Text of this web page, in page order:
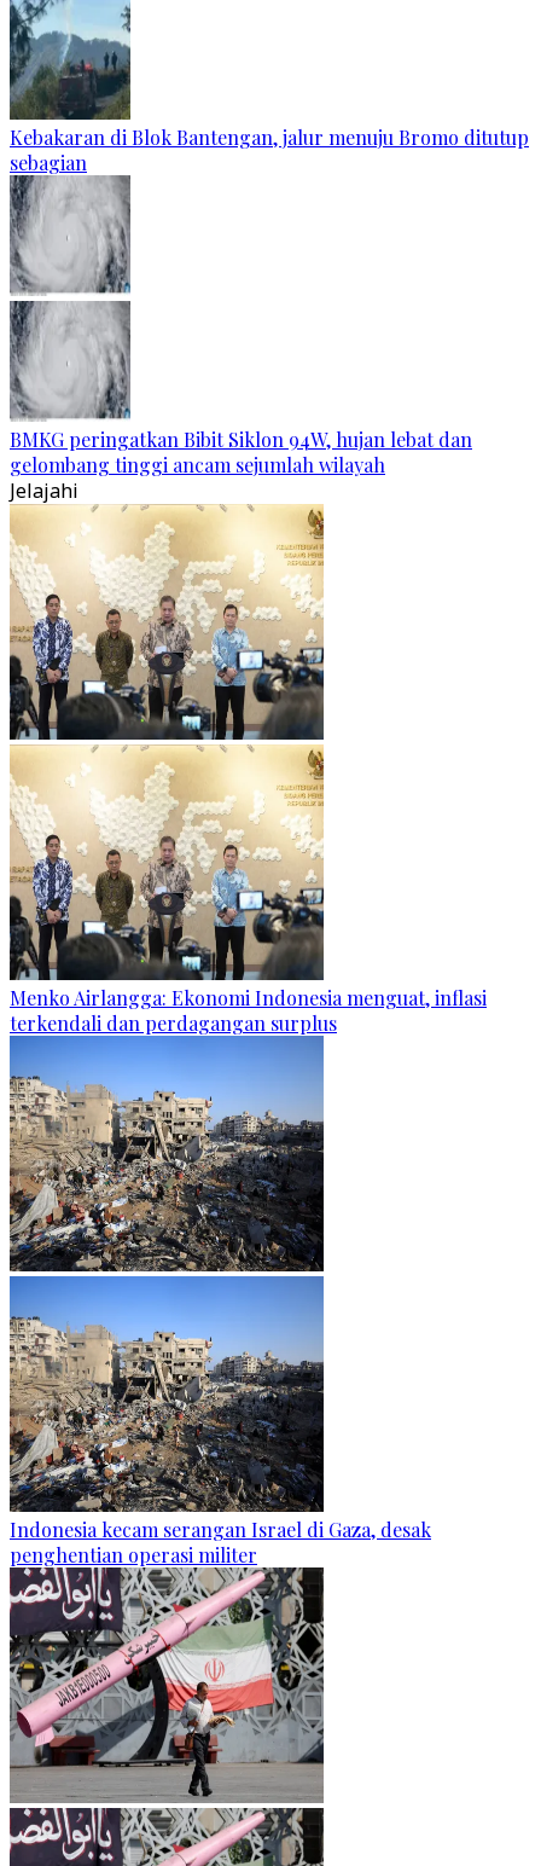
Kebakaran di Blok Bantengan, jalur menuju Bromo ditutup
sebagian
BMKG peringatkan Bibit Siklon 94W, hujan lebat dan
gelombang tinggi ancam sejumlah wilayah
Jelajahi
Menko Airlangga: Ekonomi Indonesia menguat, inflasi
terkendali dan perdagangan surplus
Indonesia kecam serangan Israel di Gaza, desak
penghentian operasi militer